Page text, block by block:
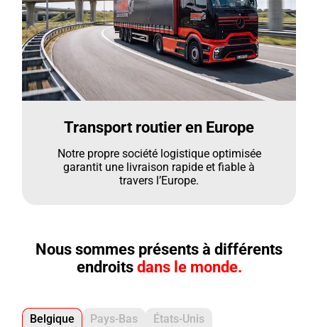
Transport routier en Europe
Notre propre société logistique optimisée
garantit une livraison rapide et fiable à
travers l’Europe.
Nous sommes présents à différents
endroits dans le monde.
Belgique Pays-Bas États-Unis